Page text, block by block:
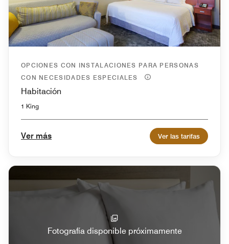
OPCIONES CON INSTALACIONES PARA PERSONAS
CON NECESIDADES ESPECIALES
Habitación
1 King
Ver más Ver las tarifas
Fotografía disponible próximamente